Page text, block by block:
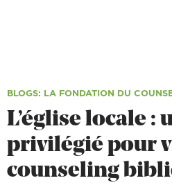
BLOGS: LA FONDATION DU
L’église locale :
privilégié pour
counseling